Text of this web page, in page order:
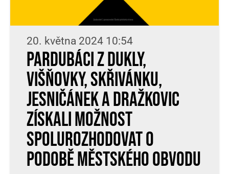
20. května 2024 10:54
Pardubáci z Dukly,
Višňovky, Skřivánku,
Jesničánek a Dražkovic
získali možnost
spolurozhodovat o
podobě městského obvodu